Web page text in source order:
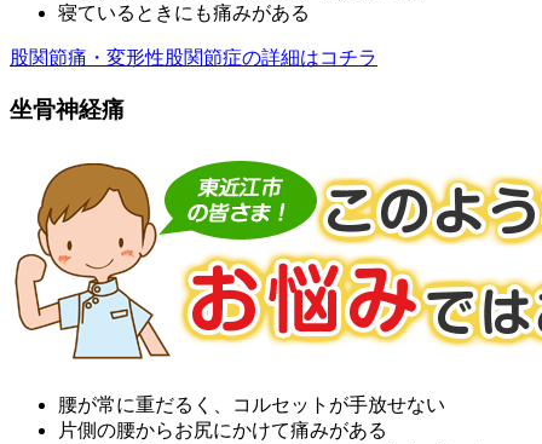
寝ているときにも痛みがある
股関節痛・変形性股関節症の詳細はコチラ
坐骨神経痛
腰が常に重だるく、コルセットが手放せない
片側の腰からお尻にかけて痛みがある